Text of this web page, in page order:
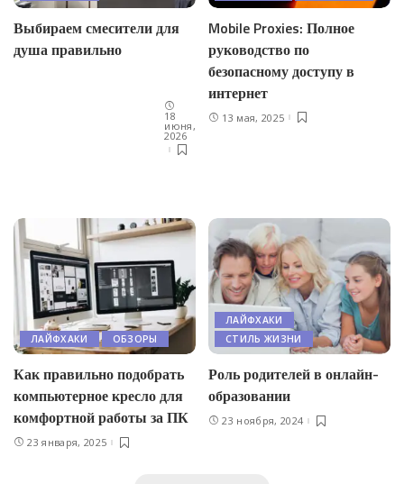
Выбираем смесители для
душа правильно
18
июня,
2026
Mobile Proxies: Полное
руководство по
безопасному доступу в
интернет
13 мая, 2025
ЛАЙФХАКИ ОБЗОРЫ
Как правильно подобрать
компьютерное кресло для
комфортной работы за ПК
23 января, 2025
ЛАЙФХАКИ
СТИЛЬ ЖИЗНИ
Роль родителей в онлайн-
образовании
23 ноября, 2024